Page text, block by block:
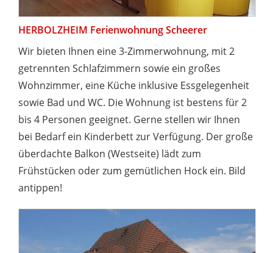
HERBOLZHEIM Ferienwohnung Scheerer
Wir bieten Ihnen eine 3-Zimmerwohnung, mit 2
getrennten Schlafzimmern sowie ein großes
Wohnzimmer, eine Küche inklusive Essgelegenheit
sowie Bad und WC. Die Wohnung ist bestens für 2
bis 4 Personen geeignet. Gerne stellen wir Ihnen
bei Bedarf ein Kinderbett zur Verfügung. Der große
überdachte Balkon (Westseite) lädt zum
Frühstücken oder zum gemütlichen Hock ein. Bild
antippen!